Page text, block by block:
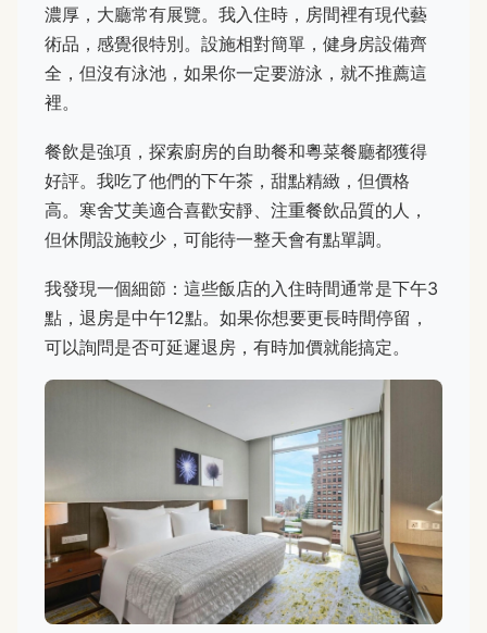
濃厚，大廳常有展覽。我入住時，房間裡有現代藝
術品，感覺很特別。設施相對簡單，健身房設備齊
全，但沒有泳池，如果你一定要游泳，就不推薦這
裡。
餐飲是強項，探索廚房的自助餐和粵菜餐廳都獲得
好評。我吃了他們的下午茶，甜點精緻，但價格
高。寒舍艾美適合喜歡安靜、注重餐飲品質的人，
但休閒設施較少，可能待一整天會有點單調。
我發現一個細節：這些飯店的入住時間通常是下午3
點，退房是中午12點。如果你想要更長時間停留，
可以詢問是否可延遲退房，有時加價就能搞定。